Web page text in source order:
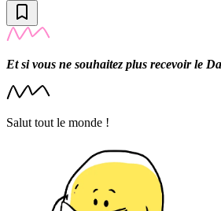
Et si vous ne souhaitez plus recevoir le
Salut tout le monde !